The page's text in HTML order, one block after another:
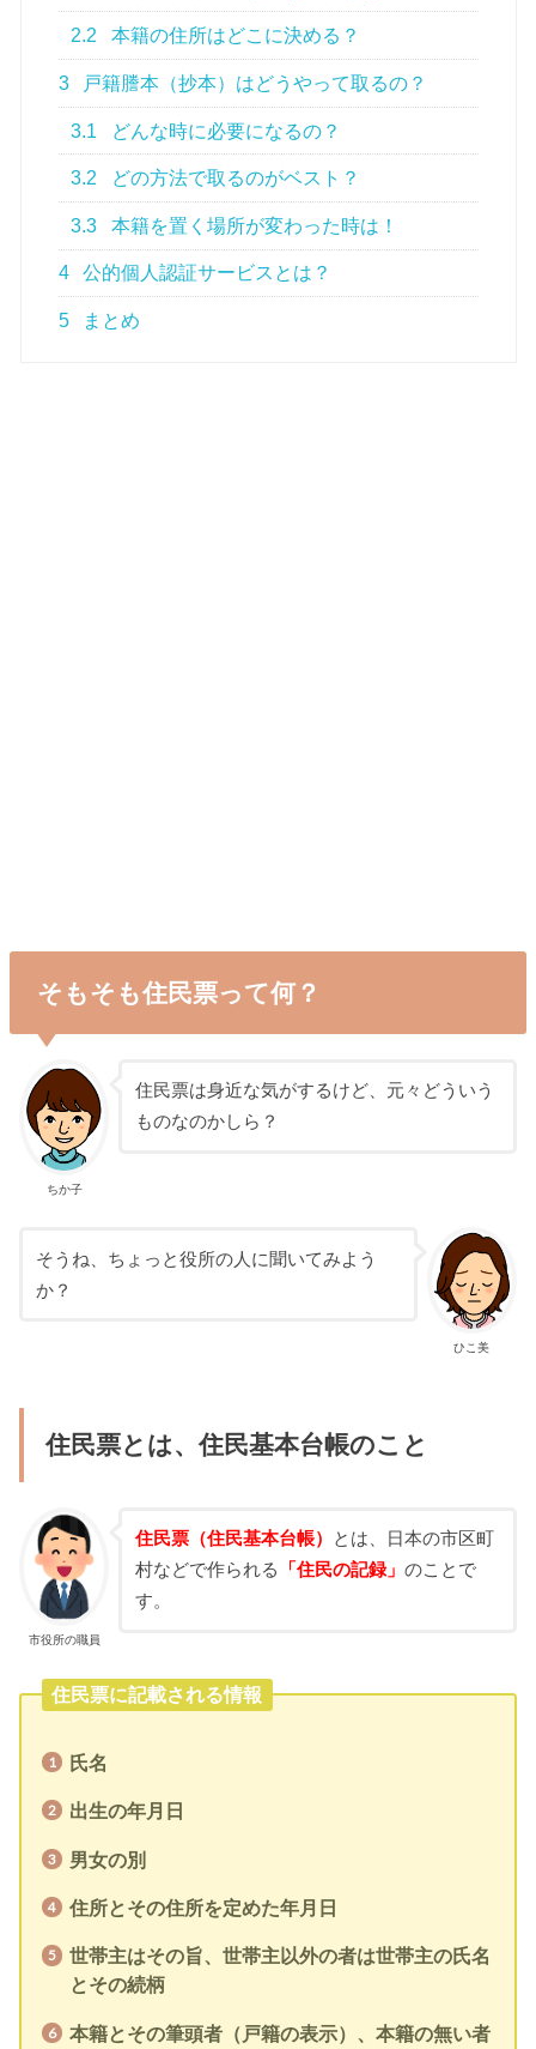
2.2 本籍の住所はどこに決める？
3 戸籍謄本（抄本）はどうやって取るの？
3.1 どんな時に必要になるの？
3.2 どの方法で取るのがベスト？
3.3 本籍を置く場所が変わった時は！
4 公的個人認証サービスとは？
5 まとめ
そもそも住民票って何？
ちか子
住民票は身近な気がするけど、元々どういう
ものなのかしら？
ひこ美
そうね、ちょっと役所の人に聞いてみよう
か？
住民票とは、住民基本台帳のこと
市役所の職員
住民票（住民基本台帳）
とは、日本の市区町
村などで作られる
「住民の記録」 のことで
す。
住民票に記載される情報
氏名
出生の年月日
男女の別
住所とその住所を定めた年月日
世帯主はその旨、世帯主以外の者は世帯主の氏名
とその続柄
本籍とその筆頭者（戸籍の表示）、本籍の無い者